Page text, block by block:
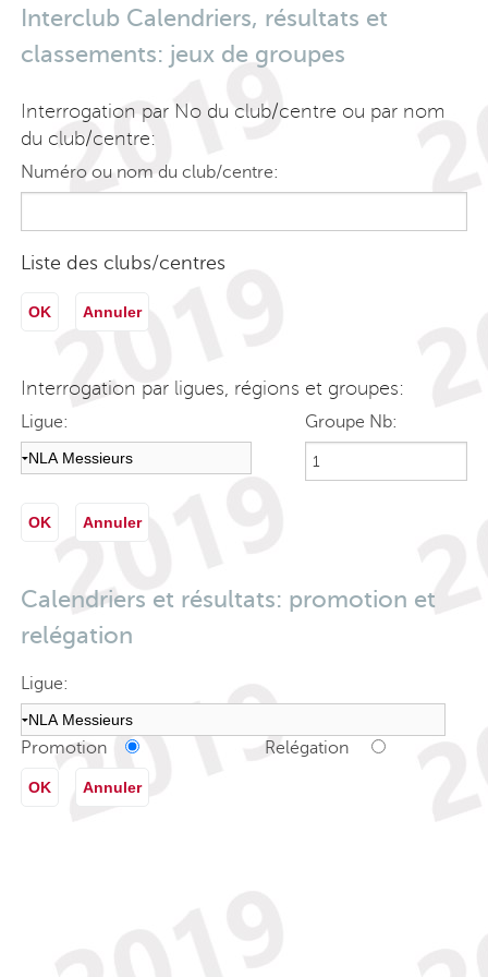
Interclub Calendriers, résultats et
classements: jeux de groupes
Interrogation par No du club/centre ou par nom
du club/centre:
Numéro ou nom du club/centre:
Liste des clubs/centres
OK Annuler
Interrogation par ligues, régions et groupes:
Ligue: Groupe Nb:
OK Annuler
Calendriers et résultats: promotion et
relégation
Ligue:
Promotion Relégation
OK Annuler